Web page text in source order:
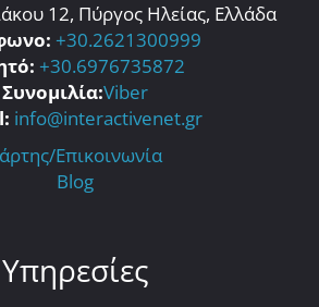
12, Πύργος Ηλείας, Ελλάδα
+30.2621300999
+30.6976735872
Συνομιλία:Viber
info@interactivenet.gr
Επικοινωνία
Blog
Υπηρεσίες